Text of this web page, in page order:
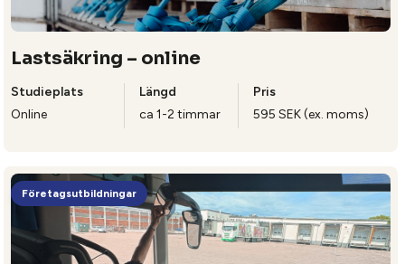
Lastsäkring – online
Studieplats
Online
Längd
ca 1-2 timmar
Pris
595 SEK (ex. moms)
Företagsutbildningar